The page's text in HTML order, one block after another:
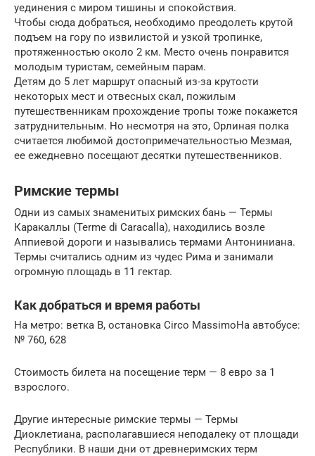
уединения с миром тишины и спокойствия.
Чтобы сюда добраться, необходимо преодолеть крутой
подъем на гору по извилистой и узкой тропинке,
протяженностью около 2 км. Место очень понравится
молодым туристам, семейным парам.
Детям до 5 лет маршрут опасный из-за крутости
некоторых мест и отвесных скал, пожилым
путешественникам прохождение тропы тоже покажется
затруднительным. Но несмотря на это, Орлиная полка
считается любимой достопримечательностью Мезмая,
ее ежедневно посещают десятки путешественников.
Римские термы
Одни из самых знаменитых римских бань — Термы
Каракаллы (Terme di Caracalla), находились возле
Аппиевой дороги и назывались термами Антониниана.
Термы считались одним из чудес Рима и занимали
огромную площадь в 11 гектар.
Как добраться и время работы
На метро: ветка B, остановка Circo MassimoНа автобусе:
№ 760, 628
Стоимость билета на посещение терм — 8 евро за 1
взрослого.
Другие интересные римские термы — Термы
Диоклетиана, располагавшиеся неподалеку от площади
Республики. В наши дни от древнеримских терм